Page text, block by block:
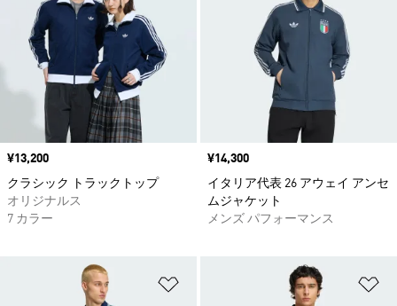
価格
¥13,200
クラシック トラックトップ
オリジナルス
7 カラー
価格
¥14,300
イタリア代表 26 アウェイ アンセ
ムジャケット
メンズ パフォーマンス
ほしいものリストに追加